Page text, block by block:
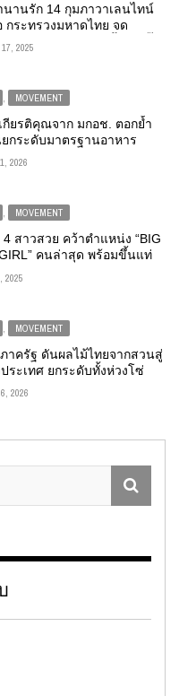
นานรัก 14 กุมภาวาเลนไทน์
กระทรวงมหาดไทย จด
สที่จุดบริการอำเภอยิ้ม ในบิ๊ก
2025
, MOVEMENT
กียรติคุณจาก มกอช. ตอกย้ำ
กระดับมาตรฐานอาหาร
มส่งเสริมสินค้าเกษตร
สู่ผู้บริโภคทั่วประเทศ
2026
, MOVEMENT
สาวสวย คว้าตำแหน่ง “BIG
คนล่าสุด พร้อมขึ้นแท่
ร์คนใหม่ BIG C และนักแสดง
น31
, MOVEMENT
าครัฐ ดันผลไม้ไทยจากสวนสู่
ระเทศ ยกระดับทั้งห่วงโซ่
กษตรกรอย่างยั่งยืน
2026